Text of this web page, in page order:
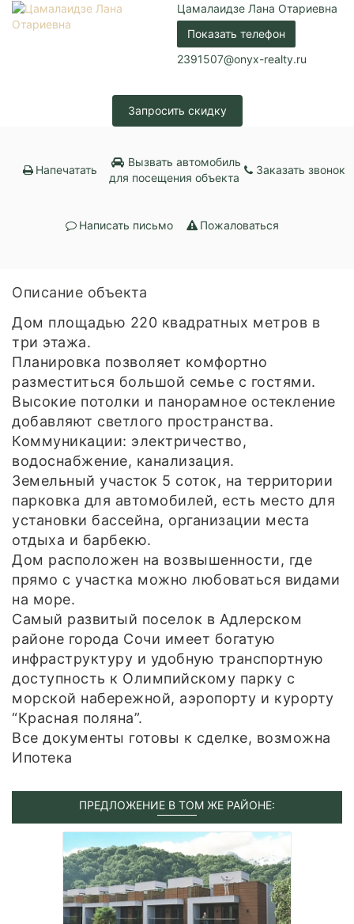
Цамалаидзе Лана Отариевна
Показать телефон
2391507@onyx-realty.ru
Запросить скидку
Напечатать
Вызвать автомобиль
для посещения объекта
Заказать звонок
Написать письмо Пожаловаться
Описание объекта
Дом площадью 220 квадратных метров в
три этажа.
Планировка позволяет комфортно
разместиться большой семье с гостями.
Высокие потолки и панорамное остекление
добавляют светлого пространства.
Коммуникации: электричество,
водоснабжение, канализация.
Земельный участок 5 соток, на территории
парковка для автомобилей, есть место для
установки бассейна, организации места
отдыха и барбекю.
Дом расположен на возвышенности, где
прямо с участка можно любоваться видами
на море.
Самый развитый поселок в Адлерском
районе города Сочи имеет богатую
инфраструктуру и удобную транспортную
доступность к Олимпийскому парку с
морской набережной, аэропорту и курорту
“Красная поляна”.
Все документы готовы к сделке, возможна
Ипотека
ПРЕДЛОЖЕНИЕ В ТОМ ЖЕ РАЙОНЕ: